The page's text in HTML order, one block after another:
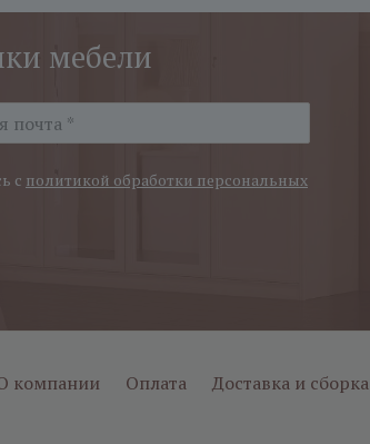
мебели
с политикой обработки персональных
компании Оплата Доставка и сборка